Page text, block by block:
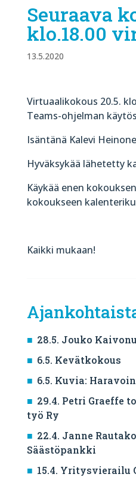
Seuraava
klo.18.00
13.5.2020
Virtuaalikokous 20.5.
Teams-ohjelman
Isäntänä Kalevi
Hyväksykää lähetetty
Käykää enen
kokoukseen
Kaikki mukaan!
28.5. Jouko
6.5. Kevätkokous
6.5. Kuvia:
29.4. Petri Graeffe
työ Ry
22.4. Janne
Säästöpankki
15.4. Yritysvierailu